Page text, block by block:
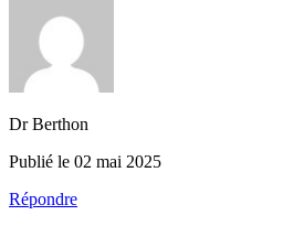
Dr Berthon
Publié le 02 mai 2025
Répondre